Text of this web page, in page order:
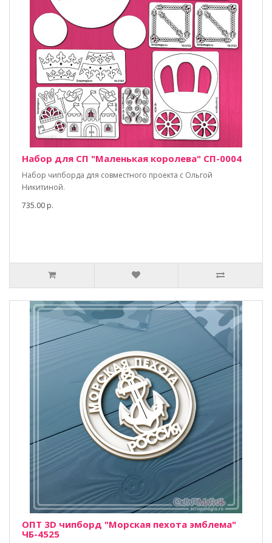
Набор для СП "Маленькая королева" СП-0004
Набор чипборда для совместного проекта с Ольгой
Никитиной.
735.00 р.
ОПТ 3D чипборд "Морская пехота эмблема"
ЧБ-4525